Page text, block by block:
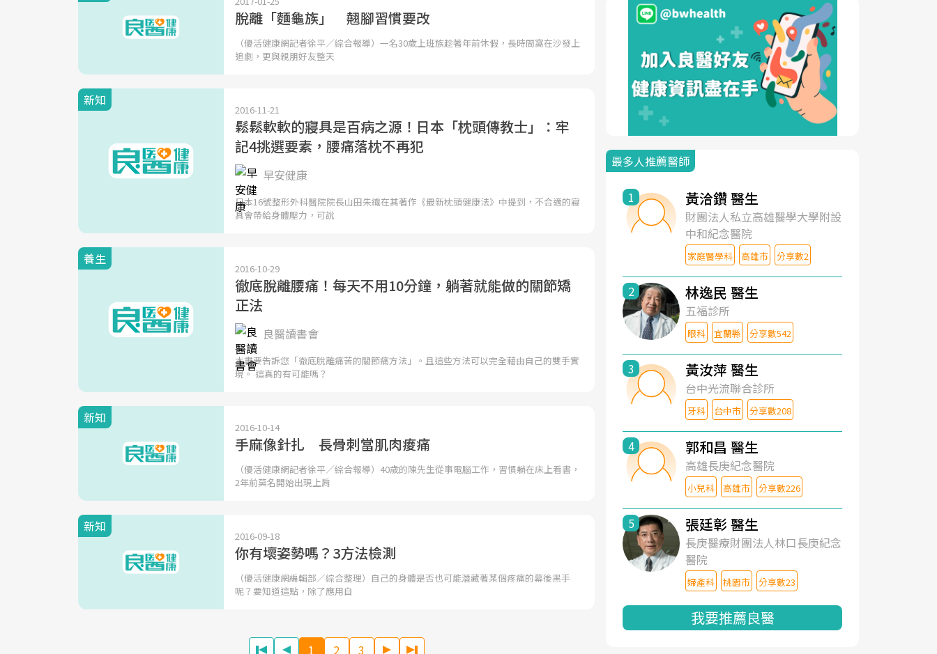
脫離「麵龜族」 翹腳習慣要改
（優活健康網記者徐平／綜合報導）一名30歲上班族趁著年前休假，長時間窩在沙發上
追劇，更與親朋好友整天
新知
2016-11-21
鬆鬆軟軟的寢具是百病之源！日本「枕頭傳教士」：牢
記4挑選要素，腰痛落枕不再犯
早安健康
日本16號整形外科醫院院長山田朱織在其著作《最新枕頭健康法》中提到，不合適的寢
具會帶給身體壓力，可說
養生
2016-10-29
徹底脫離腰痛！每天不用10分鐘，躺著就能做的關節矯
正法
良醫讀書會
本書要告訴您「徹底脫離痛苦的關節痛方法」。且這些方法可以完全藉由自己的雙手實
現。 這真的有可能嗎？
新知
2016-10-14
手麻像針扎 長骨刺當肌肉痠痛
（優活健康網記者徐平／綜合報導）40歲的陳先生從事電腦工作，習慣躺在床上看書，
2年前莫名開始出現上肩
新知
2016-09-18
你有壞姿勢嗎？3方法檢測
（優活健康網編輯部／綜合整理）自己的身體是否也可能潛藏著某個疼痛的幕後黑手
呢？要知道這點，除了應用自
1 2 3
最多人推薦醫師
1 黃洽鑽 醫生
財團法人私立高雄醫學大學附設
中和紀念醫院
家庭醫學科 高雄市 分享數2
2 林逸民 醫生
五福診所
眼科 宜蘭縣 分享數542
3 黃汝萍 醫生
台中光流聯合診所
牙科 台中市 分享數208
4 郭和昌 醫生
高雄長庚紀念醫院
小兒科 高雄市 分享數226
5 張廷彰 醫生
長庚醫療財團法人林口長庚紀念
醫院
婦產科 桃園市 分享數23
我要推薦良醫